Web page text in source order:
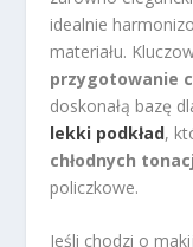
idealnie
materiału.
przygotowanie
doskonałą bazę
lekki podkład,
chłodnych
policzkowe.
Jeśli chodzi o